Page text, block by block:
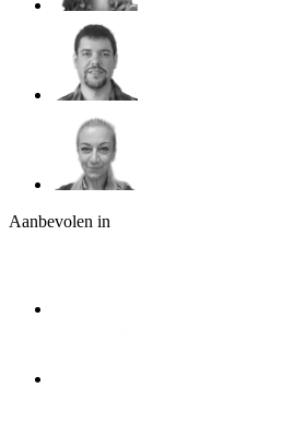
Aanbevolen in